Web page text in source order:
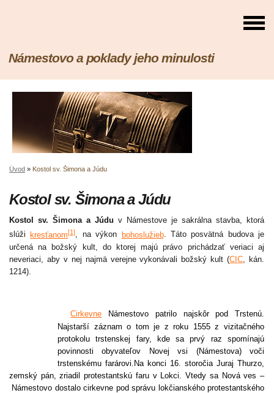
Námestovo a poklady jeho minulosti
Úvod » Kostol sv. Šimona a Júdu
Kostol sv. Šimona a Júdu
Kostol sv. Šimona a Júdu v Námestove je sakrálna stavba, ktorá
slúži
kresťanom[1], na výkon bohoslužieb. Táto posvätná budova je
určená na božský kult, do ktorej majú právo prichádzať veriaci aj
neveriaci, aby v nej najmä verejne vykonávali božský kult (CIC , kán.
1214).
Cirkevne Námestovo patrilo najskôr pod Trstenú
Najstarší záznam o tom je z roku 1555 z vizitačného
protokolu trstenskej fary, kde sa prvý raz spomínajú
povinnosti obyvateľov Novej vsi (Námestova) voči
trstenskému farárovi.Na konci 16. storočia Juraj Thurzo,
zemský pán, zriadil protestantskú faru v Lokci. Vtedy sa Nová ves –
Námestovo dostalo cirkevne pod správu lokčianského protestantského